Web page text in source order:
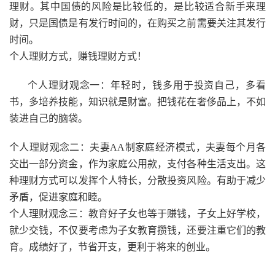
理财。其中国债的风险是比较低的，是比较适合新手来理
财，只是国债是有发行时间的，在购买之前需要关注其发行
时间。
个人理财方式，赚钱理财方式！
个人理财观念一：年轻时，钱多用于投资自己，多看
书，多培养技能，知识就是财富。把钱花在奢侈品上，不如
装进自己的脑袋。
个人理财观念二：夫妻AA制家庭经济模式，夫妻每个月各
交出一部分资金，作为家庭公用款，支付各种生活支出。这
种理财方式可以发挥个人特长，分散投资风险。有助于减少
矛盾，促进家庭和睦。
个人理财观念三：教育好子女也等于赚钱，子女上好学校，
就少交钱，不仅要考虑为子女教育攒钱，还要注重它们的教
育。成绩好了，节省开支，更利于将来的创业。